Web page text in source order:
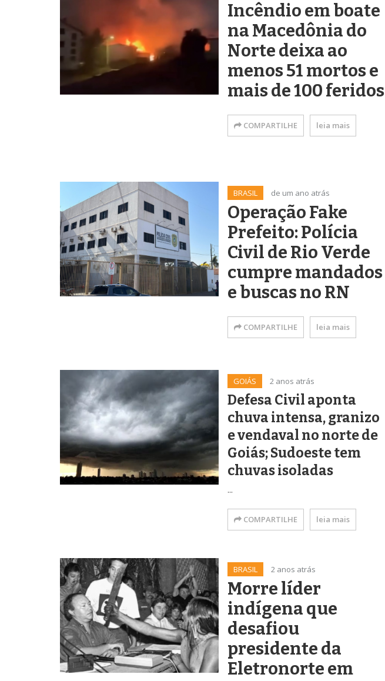
Incêndio em boate
na Macedônia do
Norte deixa ao
menos 51 mortos e
mais de 100 feridos
COMPARTILHE leia mais
BRASIL de um ano atrás
Operação Fake
Prefeito: Polícia
Civil de Rio Verde
cumpre mandados
e buscas no RN
COMPARTILHE leia mais
GOIÁS 2 anos atrás
Defesa Civil aponta
chuva intensa, granizo
e vendaval no norte de
Goiás; Sudoeste tem
chuvas isoladas
...
COMPARTILHE leia mais
BRASIL 2 anos atrás
Morre líder
indígena que
desafiou
presidente da
Eletronorte em